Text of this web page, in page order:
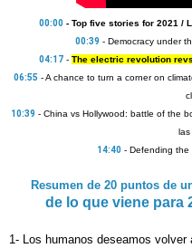
00:00 - Top five stories for 2021 /
00:39
04:17 - The electric revolution
06:55 - A chance to turn a corner on
10:39 - China vs Hollywood: battle of the
14:40 - Defending the
Resumen de 20 puntos de
de lo que viene para
1- Los humanos deseamos volver